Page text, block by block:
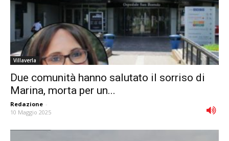
Villaverla
Due comunità hanno salutato il sorriso di
Marina, morta per un...
Redazione -
10 Maggio 2025